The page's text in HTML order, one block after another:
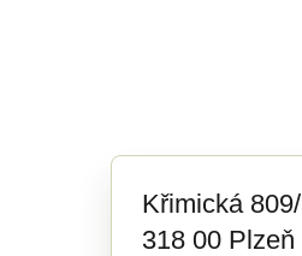
Křimická
318 00